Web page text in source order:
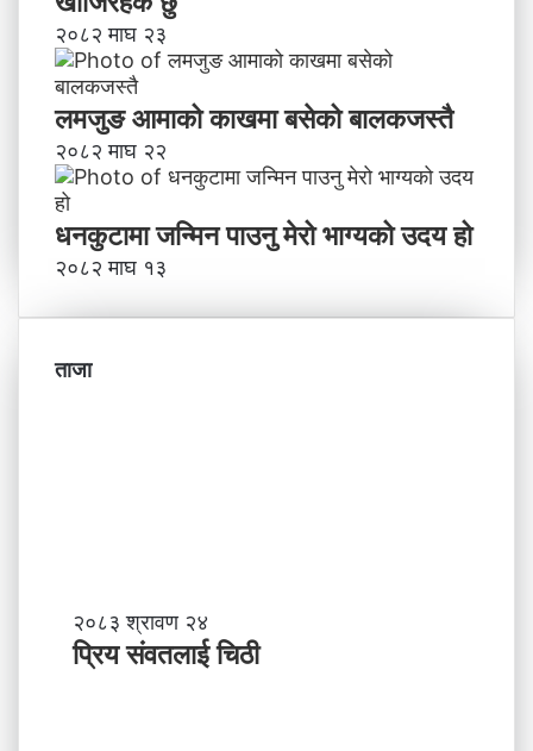
२०८२ माघ २३
लमजुङ आमाको काखमा बसेको बालकजस्तै
२०८२ माघ २२
धनकुटामा जन्मिन पाउनु मेरो भाग्यको उदय हो
२०८२ माघ १३
ताजा
प्रि
य
२०८३ श्रावण २४
प्रिय संवतलाई चिठी